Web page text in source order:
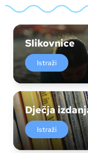
Slikovnice
Istraži
Dječja
Istraži